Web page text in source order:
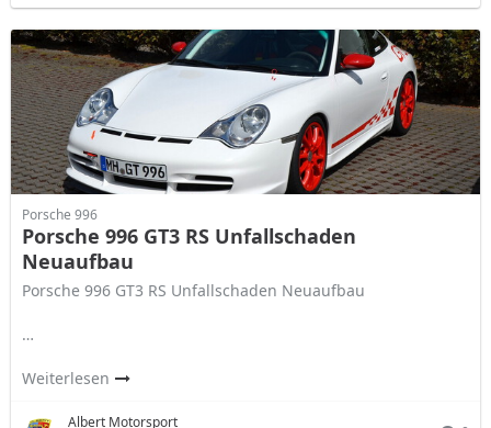
Porsche 996
Porsche 996 GT3 RS Unfallschaden
Neuaufbau
Porsche 996 GT3 RS Unfallschaden Neuaufbau
…
Weiterlesen
Albert Motorsport